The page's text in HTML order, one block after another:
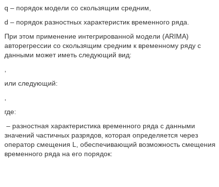
q – порядок модели со скользящим средним,
d – порядок разностных характеристик временного ряда.
При этом применение интегрированной модели (ARIMA)
авторегрессии со скользящим средним к временному ряду с
данными может иметь следующий вид:
или следующий:
где:
– разностная характеристика временного ряда с данными
значений частичных разрядов, которая определяется через
оператор смещения L, обеспечивающий возможность смещения
временного ряда на его порядок: